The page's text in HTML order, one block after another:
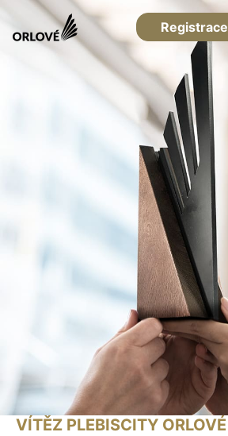
Registrace
VÍTĚZ PLEBISCITY ORLOVÉ